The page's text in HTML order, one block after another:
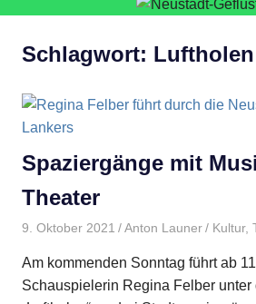
Schlagwort: Luftholen
Spaziergänge mit
Theater
9. Oktober 2021 Anton Launer Kultur,
Am kommenden Sonntag führt ab
Schauspielerin Regina Felber unter